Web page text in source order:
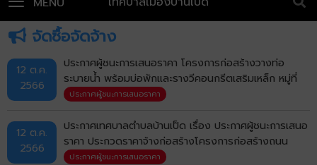
จัดซื้อจัดจ้าง
12 ต.ค.
2566
ประกาศผู้ชนะการเสนอราคา โครงการก่อสร้างวางท่อ
ระบายน้ำ พร้อมบ่อพักและรางวีคอนกรีตเสริมเหล็ก หมู่ที่
21 บ้านโคกฟันโปง ซอยทุ่งเจริญ (ฝั่งทิศเหนือ) ตำบลบ้าน
ราคาอิเล็กทรอนิกส์ (e-bidding)
ประกาศผู้ชนะการเสนอราคา
12 ต.ค.
2566
ประกาศเทศบาลตำบลบ้านเป็ด เรื่อง ประกาศผู้ชนะการเสนอ
ราคา ประกวดราคาจ้างก่อสร้างโครงการก่อสร้างถนน
คอนกรีตเสริมเหล็ก หมู่ที่ 15 บ้านหนองขาม (ซอยสำอางค์)
ประกาศผู้ชนะการเสนอราคา